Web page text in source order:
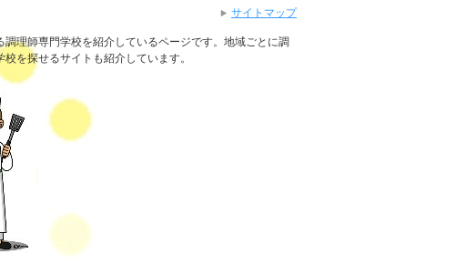
調理師専門学校を紹介しているページです。地域ごとに調
校を探せるサイトも紹介しています。
サイトマップ